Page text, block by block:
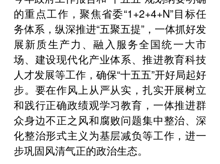
的重点工作，聚焦省委“1+2+4+N”目标任
务体系，纵深推进“五聚五提”，一体抓好发
展新质生产力、融入服务全国统一大市
场、建设现代化产业体系、推进教育科技
人才发展等工作，确保“十五五”开好局起好
步。要在作风上从严从实，扎实开展树立
和践行正确政绩观学习教育，一体推进群
众身边不正之风和腐败问题集中整治、深
化整治形式主义为基层减负等工作，进一
步巩固风清气正的政治生态。